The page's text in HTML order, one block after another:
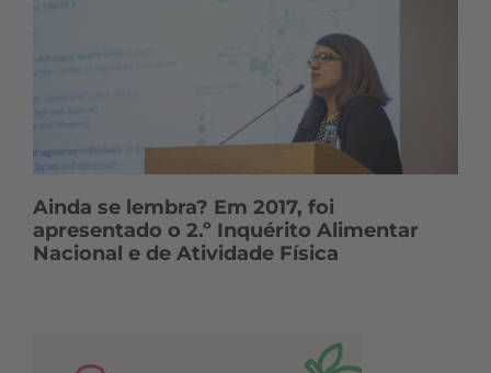
Ainda se lembra? Em 2017, foi
apresentado o 2.º Inquérito Alimentar
Nacional e de Atividade Física